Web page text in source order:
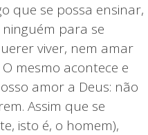
que se possa ensinar,
para se
viver, nem amar
mesmo acontece e
amor a Deus: não
Assim que se
isto é, o homem),